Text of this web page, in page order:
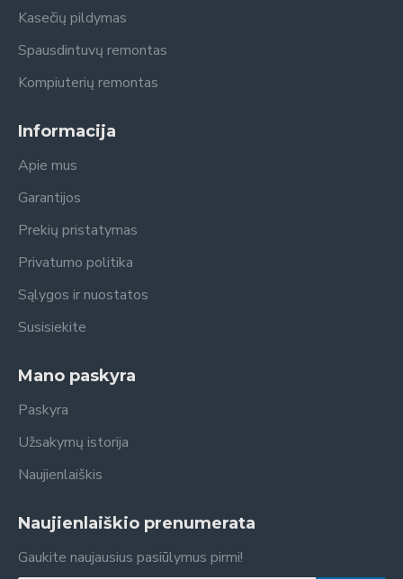
Kasečių pildymas
Spausdintuvų remontas
Kompiuterių remontas
Informacija
Apie mus
Garantijos
Prekių pristatymas
Privatumo politika
Sąlygos ir nuostatos
Susisiekite
Mano paskyra
Paskyra
Užsakymų istorija
Naujienlaiškis
Naujienlaiškio prenumerata
Gaukite naujausius pasiūlymus pirmi!